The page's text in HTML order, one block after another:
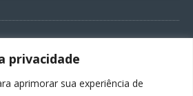
privacidade
aprimorar sua experiência de